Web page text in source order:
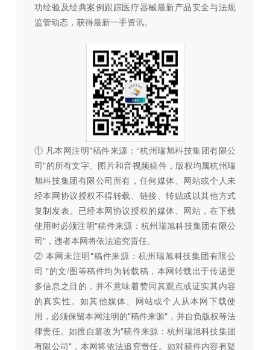
功经验及经典案例跟踪医疗器械最新产品安全与法规
监管动态， 获得最新一手资讯。
① 凡本网注明"稿件来源：“杭州瑞旭科技集团有限公
司"的所有文字、图片和音视频稿件，版权均属杭州瑞
旭科技集团有限公司所有，任何媒体、网站或个人未
经本网协议授权不得转载、链接、转贴或以其他方式
复制发表。已经本网协议授权的媒体、网站，在下载
使用时必须注明"稿件来源：杭州瑞旭科技集团有限公
司"，违者本网将依法追究责任。
② 本网未注明"稿件来源：杭州瑞旭科技集团有限公
司 "的文/图等稿件均为转载稿，本网转载出于传递更
多信息之目的，并不意味着赞同其观点或证实其内容
的真实性。如其他媒体、网站或个人从本网下载使
用，必须保留本网注明的"稿件来源"，并自负版权等法
律责任。如擅自篡改为"稿件来源：杭州瑞旭科技集团
有限公司"，本网将依法追究责任。如对稿件内容有疑